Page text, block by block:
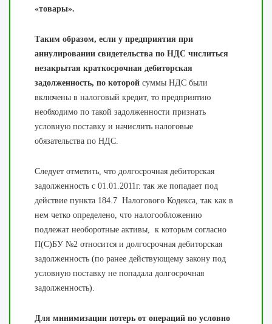
«товары».
Таким образом, если у предприятия при
аннулировании свидетельства по НДС числиться
незакрытая краткосрочная дебиторская
задолженность, по которой суммы НДС были
включены в налоговый кредит, то предприятию
необходимо по такой задолженности признать
условную поставку и начислить налоговые
обязательства по НДС.
Следует отметить, что долгосрочная дебиторская
задолженность с 01.01.2011г. так же попадает под
действие пункта 184.7 Налогового Кодекса, так как в
нем четко определено, что налогообложению
подлежат необоротные активы, к которым согласно
П(С)БУ №2 относится и долгосрочная дебиторская
задолженность (по ранее действующему закону под
условную поставку не попадала долгосрочная
задолженность).
Для минимизации потерь от операций по условно